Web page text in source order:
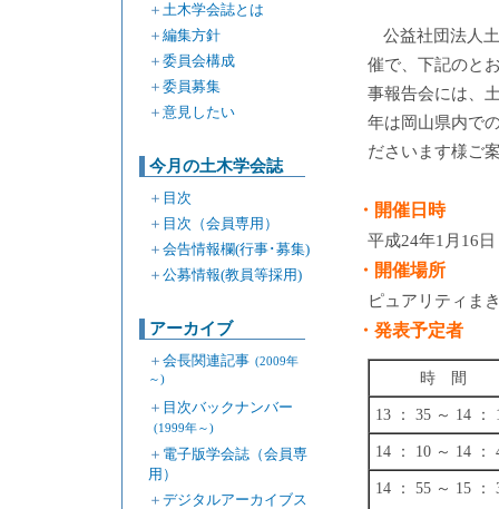
＋ 土木学会誌とは
＋ 編集方針
＋ 委員会構成
＋ 委員募集
＋ 意見したい
今月の土木学会誌
＋ 目次
＋ 目次（会員専用）
＋ 会告情報欄(行事･募集)
＋ 公募情報(教員等採用)
アーカイブ
＋ 会長関連記事 (2009年
～)
＋ 目次バックナンバー
(1999年～)
＋ 電子版学会誌（会員専
用）
＋ デジタルアーカイブス
公益社団法人
催で、下記のと
事報告会には、
年は岡山県内で
ださいます様ご
・開催日時
平成24年1月16
・開催場所
ピュアリティ
・発表予定者
時 間
13 ： 35 ～ 14 ：
14 ： 10 ～ 14 ：
14 ： 55 ～ 15 ：